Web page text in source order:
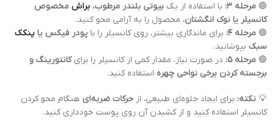
🟢 مرحله ۳: با استفاده از یک بیوتی بلندر مرطوب، براش مخصوص
کانسیلر یا نوک انگشتان، محصول را به آرامی محو کنید.
🟢 مرحله ۴: برای ماندگاری بیشتر، روی کانسیلر را با پودر فیکس یا پنکک
سبک بپوشانید.
🟢 مرحله ۵: در صورت نیاز، مقدار کمی از کانسیلر را برایکانتورینگ و
برجسته کردن برخی نواحی چهره استفاده کنید.
💡 نکته: برای ایجاد جلوه‌ای طبیعی، از حرکات ضربه‌ای هنگام محو کردن
کانسیلر استفاده کنید و از کشیدن آن روی پوست خودداری کنید.